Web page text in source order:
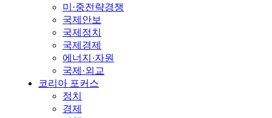
미·중전략경쟁
국제안보
국제정치
국제경제
에너지·자원
국제·외교
코리아 포커스
정치
경제